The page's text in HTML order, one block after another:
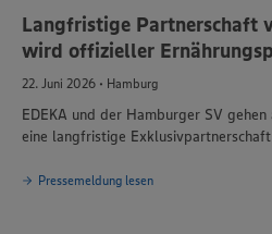
Langfristige Partnerschaft
wird offizieller
22. Juni 2026 • Hamburg
EDEKA und der Hamburger SV
eine langfristige
Pressemeldung lesen